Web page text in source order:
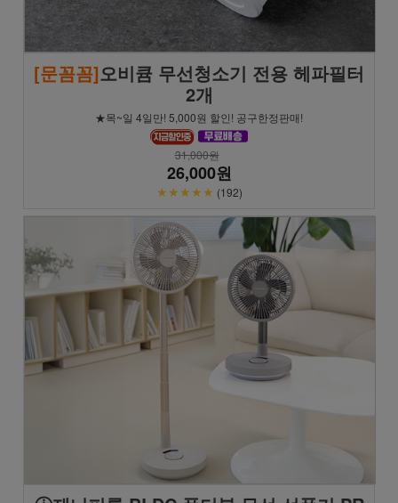
[문꼼꼼]오비큠 무선청소기 전용 헤파필터
2개
★목~일 4일만! 5,000원 할인! 공구한정판매!
31,000원
26,000원
★★★★★ (192)